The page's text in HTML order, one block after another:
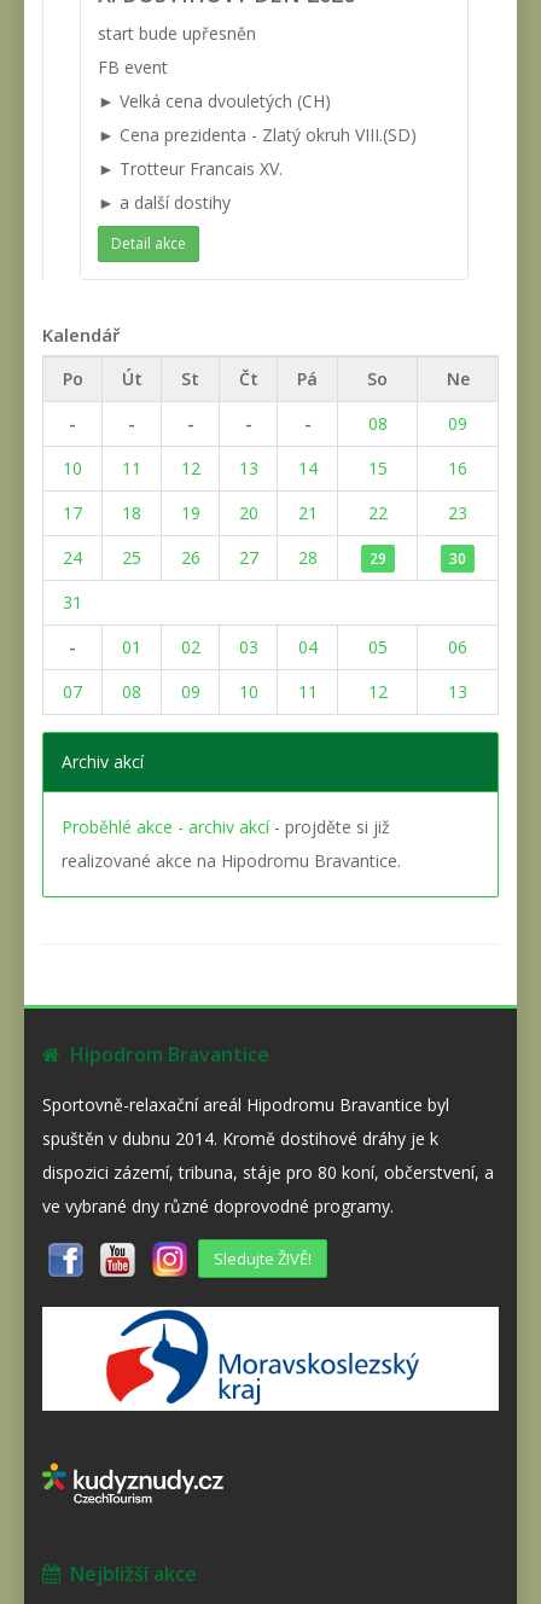
start bude upřesněn
FB event
► Velká cena dvouletých (CH)
► Cena prezidenta - Zlatý okruh VIII.(SD)
► Trotteur Francais XV.
► a další dostihy
Detail akce
Kalendář
Po Út St Čt Pá So
Ne
-
- - - - 08
09
10
11 12 13 14 15
16
17
18 19 20 21 22
23
24
25 26 27 28 29 30
31
-
01 02 03 04 05
06
07
08 09 10 11 12 13
Archiv akcí
Proběhlé akce - archiv akcí- projděte si již
realizované akce na Hipodromu Bravantice.
Hipodrom Bravantice
Sportovně-relaxační areál Hipodromu Bravantice byl
spuštěn v dubnu 2014. Kromě dostihové dráhy je k
dispozici zázemí, tribuna, stáje pro 80 koní, občerstvení, a
ve vybrané dny různé doprovodné programy.
Sledujte ŽIVĚ!
Nejbližší akce